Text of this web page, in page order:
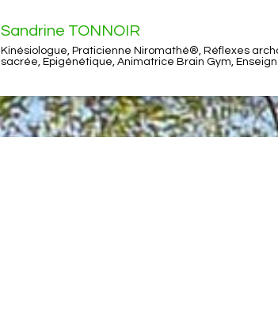
Sandrine TONNOIR
Kinésiologue, Praticienne Niromathé®, Réflexes
sacrée, Epigénétique, Animatrice Brain Gym,